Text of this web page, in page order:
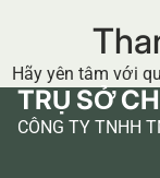
Hãy yên tâm với
TRỤ SỞ
CÔNG TY TNHH